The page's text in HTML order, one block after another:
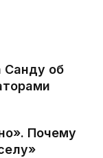
Санду об
Почему